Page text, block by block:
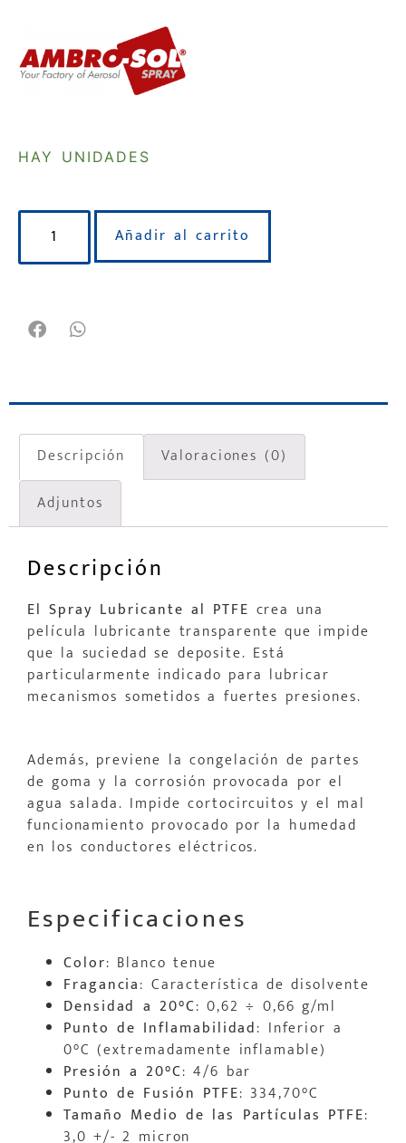
HAY UNIDADES
Añadir al carrito
Descripción
Valoraciones (0)
Adjuntos
Descripción
El Spray Lubricante al PTFE crea una
película lubricante transparente que impide
que la suciedad se deposite. Está
particularmente indicado para lubricar
mecanismos sometidos a fuertes presiones.
Además, previene la congelación de partes
de goma y la corrosión provocada por el
agua salada. Impide cortocircuitos y el mal
funcionamiento provocado por la humedad
en los conductores eléctricos.
Especificaciones
Color: Blanco tenue
Fragancia: Característica de disolvente
Densidad a 20°C: 0,62 ÷ 0,66 g/ml
Punto de Inflamabilidad: Inferior a
0°C (extremadamente inflamable)
Presión a 20°C: 4/6 bar
Punto de Fusión PTFE: 334,70°C
Tamaño Medio de las Partículas PTFE:
3,0 +/- 2 micron